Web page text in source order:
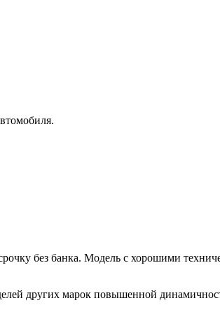
без банка. Модель с хорошими
других марок повышенной